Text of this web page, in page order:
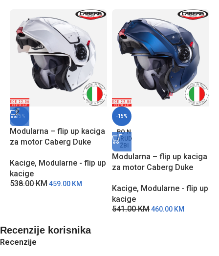
-15%
Modularna – flip up kaciga
za motor Caberg Duke
Kacige, Modularne - flip up
kacige
538.00KM459.00 KM
-15%
PO N
ARUD
ŽBI
Modularna – flip up kaciga
za motor Caberg Duke
Kacige, Modularne - flip up
kacige
541.00KM460.00 KM
Recenzije korisnika
Recenzije